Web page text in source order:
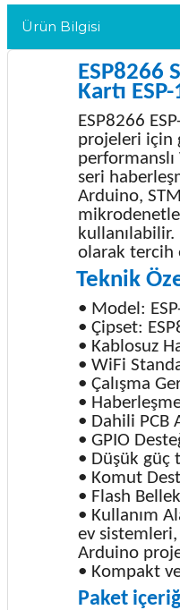
Ürün Bilgisi
ESP8266
Kartı
ESP8266
projeleri için
performanslı
seri
Arduino,
olarak tercih
Teknik
• Model:
• Çipset:
• Kablosuz
• WiFi
• Çalışma
•
• Dahili PCB
• GPIO
• Düşük güç
• Komut
• Flash
• Kullanım
ev sistemleri,
Arduino
• Kompakt
Paket